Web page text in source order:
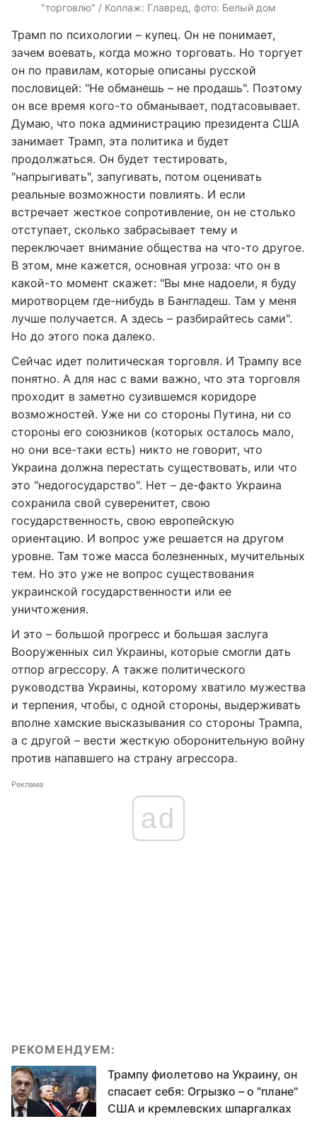
"торговлю" / Коллаж: Главред, фото: Белый дом
Трамп по психологии – купец. Он не понимает,
зачем воевать, когда можно торговать. Но торгует
он по правилам, которые описаны русской
пословицей: "Не обманешь – не продашь". Поэтому
он все время кого-то обманывает, подтасовывает.
Думаю, что пока администрацию президента США
занимает Трамп, эта политика и будет
продолжаться. Он будет тестировать,
"напрыгивать", запугивать, потом оценивать
реальные возможности повлиять. И если
встречает жесткое сопротивление, он не столько
отступает, сколько забрасывает тему и
переключает внимание общества на что-то другое.
В этом, мне кажется, основная угроза: что он в
какой-то момент скажет: "Вы мне надоели, я буду
миротворцем где-нибудь в Бангладеш. Там у меня
лучше получается. А здесь – разбирайтесь сами".
Но до этого пока далеко.
Сейчас идет политическая торговля. И Трампу все
понятно. А для нас с вами важно, что эта торговля
проходит в заметно сузившемся коридоре
возможностей. Уже ни со стороны Путина, ни со
стороны его союзников (которых осталось мало,
но они все-таки есть) никто не говорит, что
Украина должна перестать существовать, или что
это "недогосударство". Нет – де-факто Украина
сохранила свой суверенитет, свою
государственность, свою европейскую
ориентацию. И вопрос уже решается на другом
уровне. Там тоже масса болезненных, мучительных
тем. Но это уже не вопрос существования
украинской государственности или ее
уничтожения.
И это – большой прогресс и большая заслуга
Вооруженных сил Украины, которые смогли дать
отпор агрессору. А также политического
руководства Украины, которому хватило мужества
и терпения, чтобы, с одной стороны, выдерживать
вполне хамские высказывания со стороны Трампа,
а с другой – вести жесткую оборонительную войну
против напавшего на страну агрессора.
Реклама
ad
РЕКОМЕНДУЕМ:
Трампу фиолетово на Украину, он
спасает себя: Огрызко – о "плане"
США и кремлевских шпаргалках